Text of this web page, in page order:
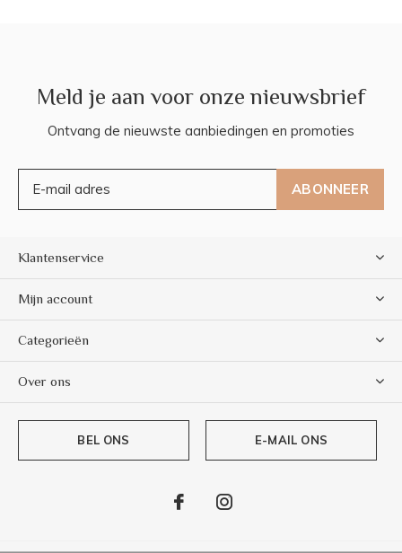
Meld je aan voor onze nieuwsbrief
Ontvang de nieuwste aanbiedingen en promoties
ABONNEER
Klantenservice
Mijn account
Categorieën
Over ons
BEL ONS E-MAIL ONS